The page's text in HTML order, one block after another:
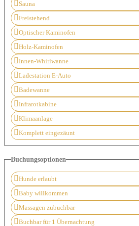
Sauna
Freistehend
Optischer Kaminofen
Holz-Kaminofen
Innen-Whirlwanne
Ladestation E-Auto
Badewanne
Infrarotkabine
Klimaanlage
Komplett eingezäunt
Buchungsoptionen
Hunde erlaubt
Baby willkommen
Massagen zubuchbar
Buchbar für 1 Übernachtung